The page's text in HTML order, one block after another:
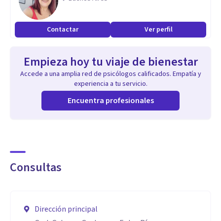
Contactar Ver perfil
Empieza hoy tu viaje de bienestar
Accede a una amplia red de psicólogos calificados. Empatía y
experiencia a tu servicio.
Encuentra profesionales
Consultas
Dirección principal